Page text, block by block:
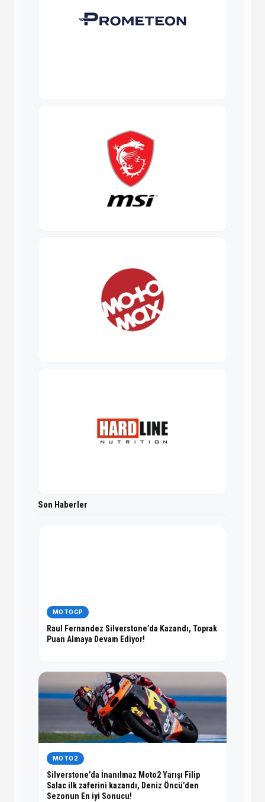
Son Haberler
MOTOGP
Raul Fernandez Silverstone’da Kazandı, Toprak
Puan Almaya Devam Ediyor!
MOTO2
Silverstone’da İnanılmaz Moto2 Yarışı Filip
Salac ilk zaferini kazandı, Deniz Öncü’den
Sezonun En iyi Sonucu!